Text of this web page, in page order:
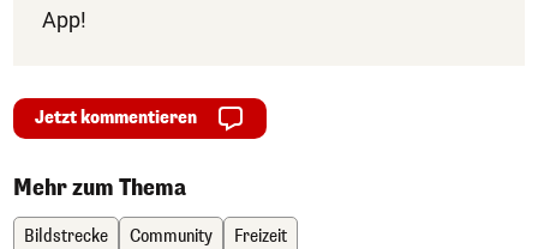
App!
Jetzt kommentieren
Mehr zum Thema
Bildstrecke Community Freizeit